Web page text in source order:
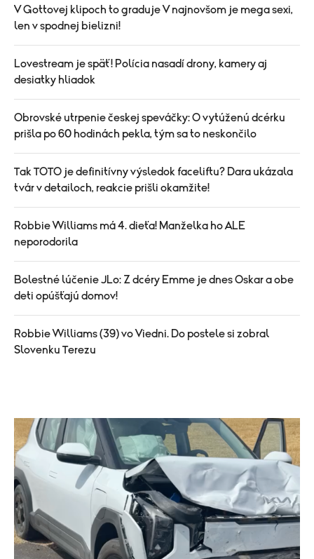
V Gottovej klipoch to graduje V najnovšom je mega sexi,
len v spodnej bielizni!
Lovestream je späť! Polícia nasadí drony, kamery aj
desiatky hliadok
Obrovské utrpenie českej speváčky: O vytúženú dcérku
prišla po 60 hodinách pekla, tým sa to neskončilo
Tak TOTO je definitívny výsledok faceliftu? Dara ukázala
tvár v detailoch, reakcie prišli okamžite!
Robbie Williams má 4. dieťa! Manželka ho ALE
neporodorila
Bolestné lúčenie JLo: Z dcéry Emme je dnes Oskar a obe
deti opúšťajú domov!
Robbie Williams (39) vo Viedni. Do postele si zobral
Slovenku Terezu